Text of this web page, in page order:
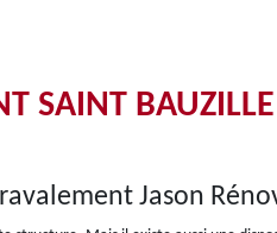
SAINT
Jason